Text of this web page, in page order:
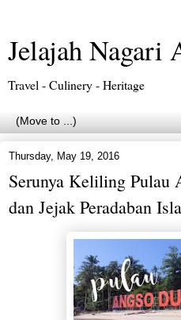
Jelajah Nagari
Travel - Culinery - Heritage
Thursday, May 19, 2016
Serunya Keliling Pulau
dan Jejak Peradaban